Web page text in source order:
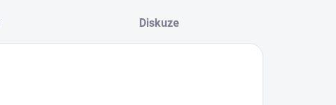
Diskuze